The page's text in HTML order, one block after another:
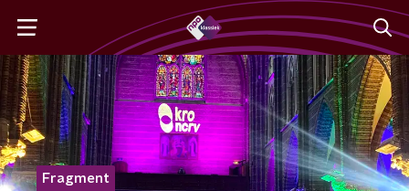
Fragment